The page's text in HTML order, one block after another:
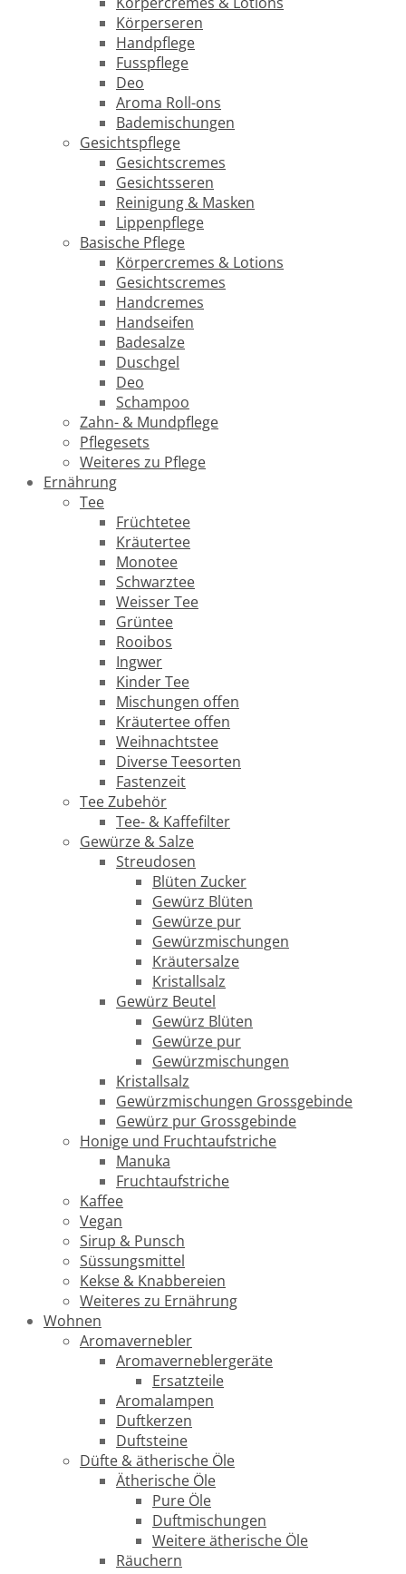
Körperseren
Handpflege
Fusspflege
Deo
Aroma Roll-ons
Bademischungen
Gesichtspflege
Gesichtscremes
Gesichtsseren
Reinigung & Masken
Lippenpflege
Basische Pflege
Körpercremes & Lotions
Gesichtscremes
Handcremes
Handseifen
Badesalze
Duschgel
Deo
Schampoo
Zahn- & Mundpflege
Pflegesets
Weiteres zu Pflege
Ernährung
Tee
Früchtetee
Kräutertee
Monotee
Schwarztee
Weisser Tee
Grüntee
Rooibos
Ingwer
Kinder Tee
Mischungen offen
Kräutertee offen
Weihnachtstee
Diverse Teesorten
Fastenzeit
Tee Zubehör
Tee- & Kaffefilter
Gewürze & Salze
Streudosen
Blüten Zucker
Gewürz Blüten
Gewürze pur
Gewürzmischungen
Kräutersalze
Kristallsalz
Gewürz Beutel
Gewürz Blüten
Gewürze pur
Gewürzmischungen
Kristallsalz
Gewürzmischungen Grossgebinde
Gewürz pur Grossgebinde
Honige und Fruchtaufstriche
Manuka
Fruchtaufstriche
Kaffee
Vegan
Sirup & Punsch
Süssungsmittel
Kekse & Knabbereien
Weiteres zu Ernährung
Wohnen
Aromavernebler
Aromaverneblergeräte
Ersatzteile
Aromalampen
Duftkerzen
Duftsteine
Düfte & ätherische Öle
Ätherische Öle
Pure Öle
Duftmischungen
Weitere ätherische Öle
Räuchern